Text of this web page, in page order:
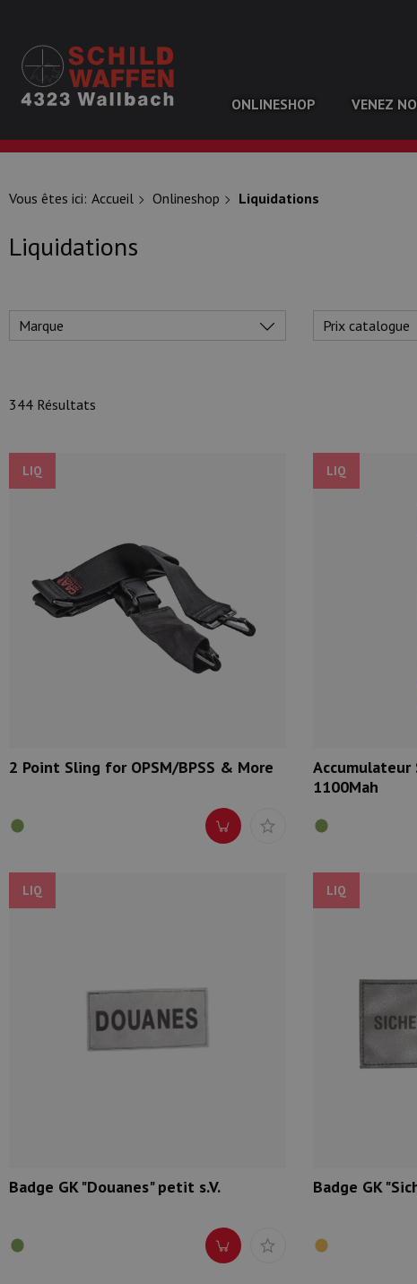
ONLINESHOP VENEZ
Vous êtes ici: Accueil Onlineshop Liquidations
Liquidations
Marque Prix catalogue
344 Résultats
LIQ
2 Point Sling for OPSM/BPSS & More
LIQ
Accumulateur
1100Mah
LIQ
Badge GK "Douanes" petit s.V.
LIQ
Badge GK
Munitions
Armes